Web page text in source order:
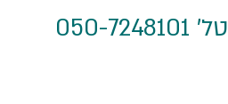
טל' 050-7248101